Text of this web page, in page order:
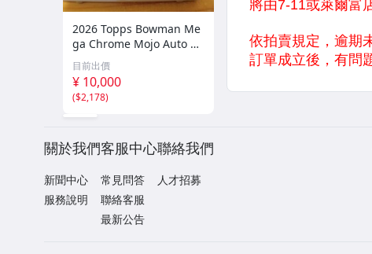
2026 Topps Bowman Me
ga Chrome Mojo Auto Sh
otaro Morii 森井 翔太郎
直筆 サイン MLB アスレチ
ックス
目前出價
¥ 10,000
($2,178)
關於我們
新聞中心
服務說明
客服中心
常見問答
聯絡客服
最新公告
聯絡我們
人才招募